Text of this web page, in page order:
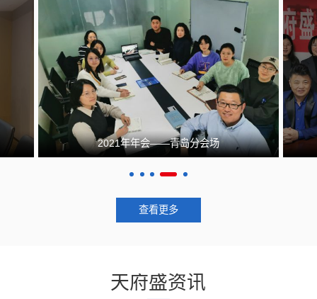
2021年年会——青岛分会场
查看更多
天府盛资讯